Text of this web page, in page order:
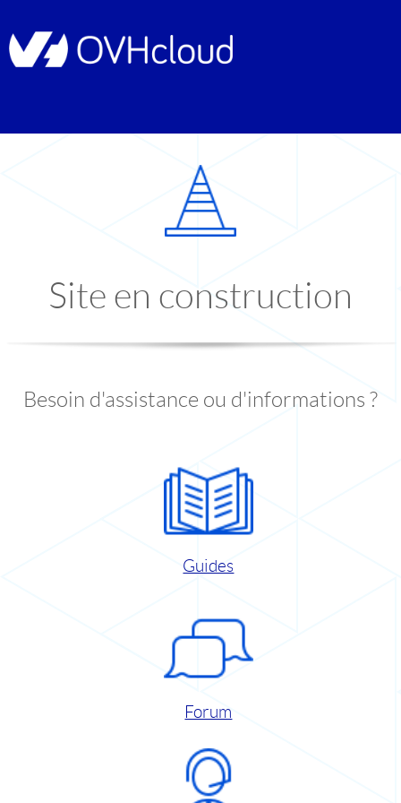
Site en construction
Besoin d'assistance ou d'informations ?
Guides
Forum